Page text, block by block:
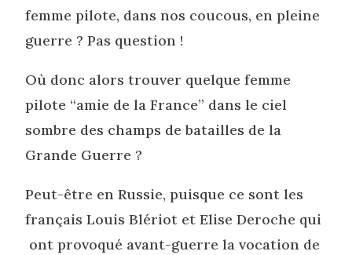
femme pilote, dans nos coucous, en pleine
guerre ? Pas question !
Où donc alors trouver quelque femme
pilote “amie de la France” dans le ciel
sombre des champs de batailles de la
Grande Guerre ?
Peut-être en Russie, puisque ce sont les
français Louis Blériot et Elise Deroche qui
ont provoqué avant-guerre la vocation de